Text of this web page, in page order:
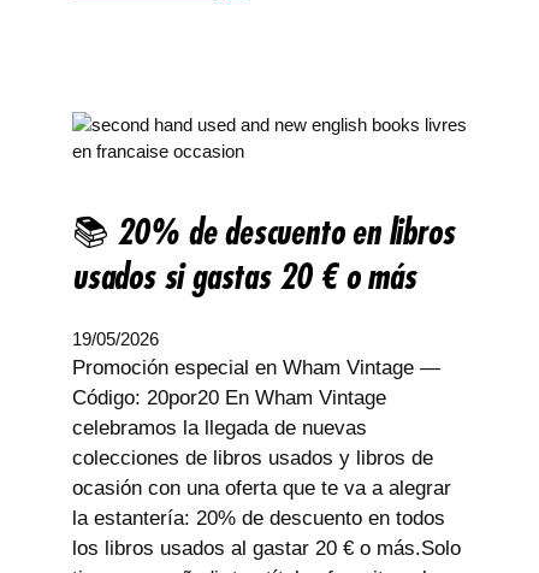
📚 20% de descuento en libros
usados si gastas 20 € o más
19/05/2026
Promoción especial en Wham Vintage —
Código: 20por20 En Wham Vintage
celebramos la llegada de nuevas
colecciones de libros usados y libros de
ocasión con una oferta que te va a alegrar
la estantería: 20% de descuento en todos
los libros usados al gastar 20 € o más.Solo